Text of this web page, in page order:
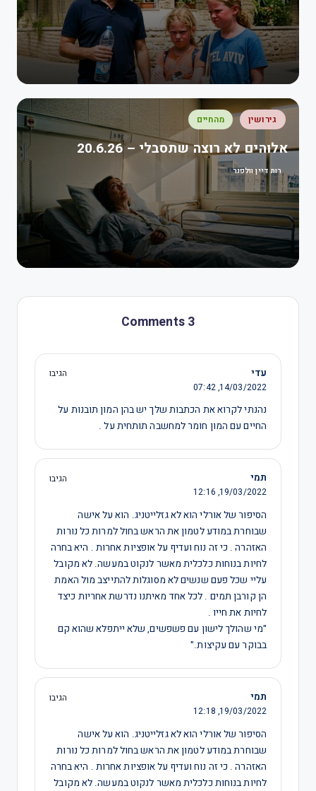
גירושין מהחיים
אלוהים לא רוצה שתסבלי – 20.6.26
רות דיין וולפנר
3 Comments
עדי
הגיבו
14/03/2022,
07:42
נהנתי לקרוא את הכתבות שלך יש בהן המון תובנות על
החיים עם המון חומר למחשבה תותחית על .
תמי
הגיבו
19/03/2022,
12:16
הסיפור של אורלי הוא לא גזלייטניג. הוא על אישה
שבוחרת במודע לטמון את הראש בחול למרות כל נורות
האזהרה . כי זה נוח ועדיף על אופציות אחרות . היא בחרה
לחיות בנוחות כלכלית מאשר לנקוט במעשה. לא מקובל
עליי שכל פעם שנשים לא מסוגלות להתייצב מול האמת
הן קורבן תמים . לכל אחד מאיתנו נדרשת אחריות כיצד
לחיות את חייו .
"מי שהולך לישון עם פשפשים, שלא ייתפלא שהוא קם
בבוקר עם עקיצות."
תמי
הגיבו
19/03/2022,
12:18
הסיפור של אורלי הוא לא גזלייטניג. הוא על אישה
שבוחרת במודע לטמון את הראש בחול למרות כל נורות
האזהרה . כי זה נוח ועדיף על אופציות אחרות . היא בחרה
לחיות בנוחות כלכלית מאשר לנקוט במעשה. לא מקובל